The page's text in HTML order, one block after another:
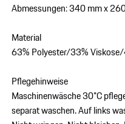
Abmessungen: 340 mm x
Material
63% Polyester/33%
Pflegehinweise
Maschinenwäsche 30°C
separat waschen. Auf links